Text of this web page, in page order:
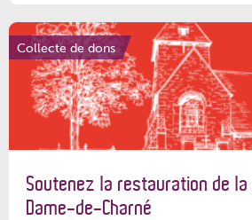
Collecte de dons
Soutenez la restauration de
Dame-de-Charné